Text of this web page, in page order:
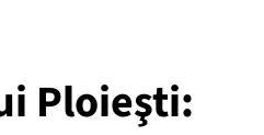
Ploieşti: